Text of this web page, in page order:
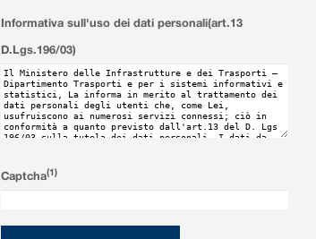
Informativa sull'uso dei dati personali(art.13
D.Lgs.196/03)
Captcha(1)